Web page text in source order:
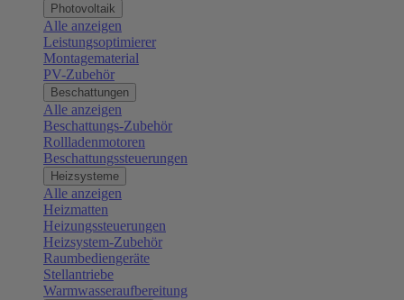
Photovoltaik
Alle anzeigen
Leistungsoptimierer
Montagematerial
PV-Zubehör
Beschattungen
Alle anzeigen
Beschattungs-Zubehör
Rollladenmotoren
Beschattungssteuerungen
Heizsysteme
Alle anzeigen
Heizmatten
Heizungssteuerungen
Heizsystem-Zubehör
Raumbediengeräte
Stellantriebe
Warmwasseraufbereitung